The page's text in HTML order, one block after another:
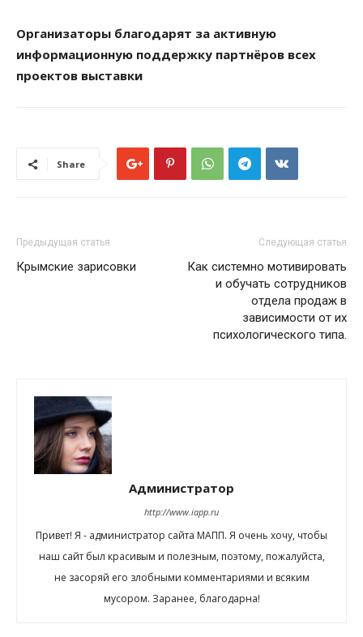
Организаторы благодарят за активную
информационную поддержку партнёров всех
проектов выставки
Share
Предыдущая статья
Крымские зарисовки
Следующая статья
Как системно мотивировать
и обучать сотрудников
отдела продаж в
зависимости от их
психологического типа.
Администратор
http://www.iapp.ru
Привет! Я - администратор сайта МАПП. Я очень хочу, чтобы
наш сайт был красивым и полезным, поэтому, пожалуйста,
не засоряй его злобными комментариями и всяким
мусором. Заранее, благодарна!